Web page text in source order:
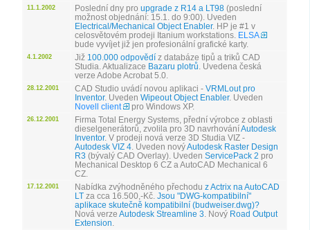
11.1.2002 Poslední dny pro upgrade z R14 a LT98 (poslední
možnost objednání: 15.1. do 9:00). Uveden
Electrical/Mechanical Object Enabler. HP je #1 v
celosvětovém prodeji Itanium workstations. ELSA
bude vyvíjet již jen profesionální grafické karty.
4.1.2002 Již 100.000 odpovědí z databáze tipů a triků CAD
Studia. Aktualizace Bazaru plotrů . Uvedena česká
verze Adobe Acrobat 5.0.
28.12.2001 CAD Studio uvádí novou aplikaci - VRMLout pro
Inventor. Uveden Wipeout Object Enabler. Uveden
Novell client
pro Windows XP.
26.12.2001
Firma Total Energy Systems, přední výrobce z oblasti
dieselgenerátorů, zvolila pro 3D navrhováníAutodesk
Inventor. V prodeji nová verze 3D Studia VIZ -
Autodesk VIZ 4 . Uveden novýAutodesk Raster Design
R3 (bývalý CAD Overlay). Uveden ServicePack 2 pro
Mechanical Desktop 6 CZ a AutoCAD Mechanical 6
CZ.
17.12.2001 Nabídka zvýhodněného přechodu z Actrix na AutoCAD
LT za cca 16.500,-Kč. Jsou "DWG-kompatibilní"
aplikace skutečně kompatibilní (budweiser.dwg)?
Nová verze Autodesk Streamline 3 . Nový Road Output
Extension